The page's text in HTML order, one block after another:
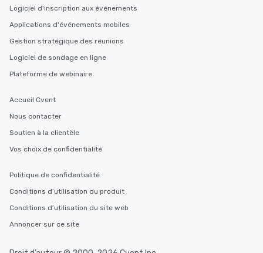
Logiciel d'inscription aux événements
Applications d'événements mobiles
Gestion stratégique des réunions
Logiciel de sondage en ligne
Plateforme de webinaire
Accueil Cvent
Nous contacter
Soutien à la clientèle
Vos choix de confidentialité
Politique de confidentialité
Conditions d’utilisation du produit
Conditions d’utilisation du site web
Annoncer sur ce site